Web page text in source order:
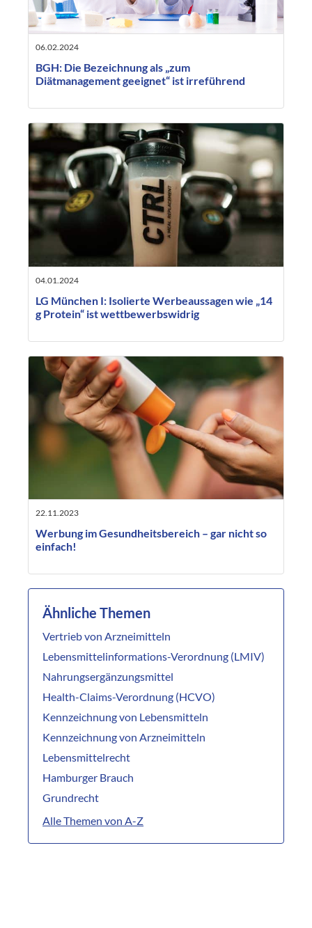
06.02.2024
BGH: Die Bezeichnung als „zum
Diätmanagement geeignet“ ist irreführend
04.01.2024
LG München I: Isolierte Werbeaussagen wie „14
g Protein“ ist wettbewerbswidrig
22.11.2023
Werbung im Gesundheitsbereich – gar nicht so
einfach!
Ähnliche Themen
Vertrieb von Arzneimitteln
Lebensmittelinformations-Verordnung (LMIV)
Nahrungsergänzungsmittel
Health-Claims-Verordnung (HCVO)
Kennzeichnung von Lebensmitteln
Kennzeichnung von Arzneimitteln
Lebensmittelrecht
Hamburger Brauch
Grundrecht
Alle Themen von A-Z